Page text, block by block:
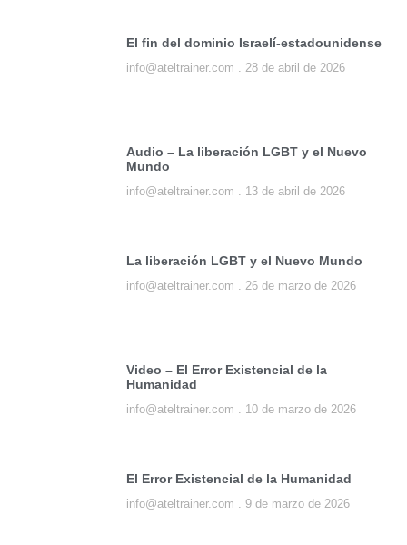
El fin del dominio Israelí-estadounidense
info@ateltrainer.com 28 de abril de 2026
Audio – La liberación LGBT y el Nuevo
Mundo
info@ateltrainer.com 13 de abril de 2026
La liberación LGBT y el Nuevo Mundo
info@ateltrainer.com 26 de marzo de 2026
Video – El Error Existencial de la
Humanidad
info@ateltrainer.com 10 de marzo de 2026
El Error Existencial de la Humanidad
info@ateltrainer.com 9 de marzo de 2026